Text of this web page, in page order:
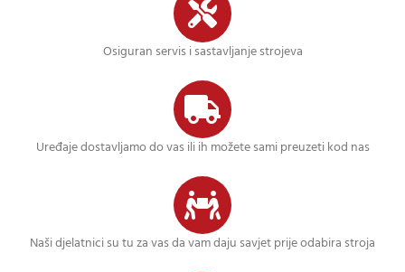
Osiguran servis i sastavljanje strojeva
Uređaje dostavljamo do vas ili ih možete sami preuzeti kod nas
Naši djelatnici su tu za vas da vam daju savjet prije odabira stroja